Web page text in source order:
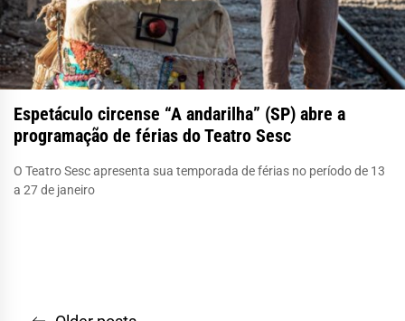
Espetáculo circense “A andarilha” (SP) abre a
programação de férias do Teatro Sesc
O Teatro Sesc apresenta sua temporada de férias no período de 13
a 27 de janeiro